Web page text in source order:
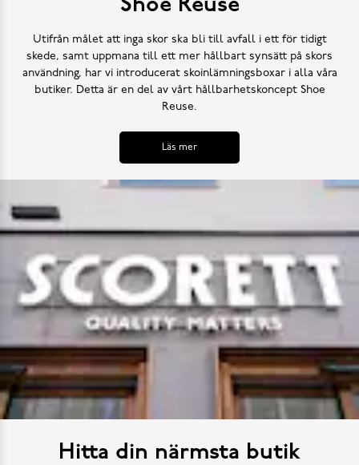
Shoe Reuse
Utifrån målet att inga skor ska bli till avfall i ett för tidigt
skede, samt uppmana till ett mer hållbart synsätt på skors
användning, har vi introducerat skoinlämningsboxar i alla våra
butiker. Detta är en del av vårt hållbarhetskoncept Shoe
Reuse.
Läs mer
Hitta din närmsta butik